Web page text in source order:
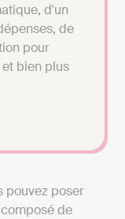
d'un
de
pour
bien plus
pouvez poser
de